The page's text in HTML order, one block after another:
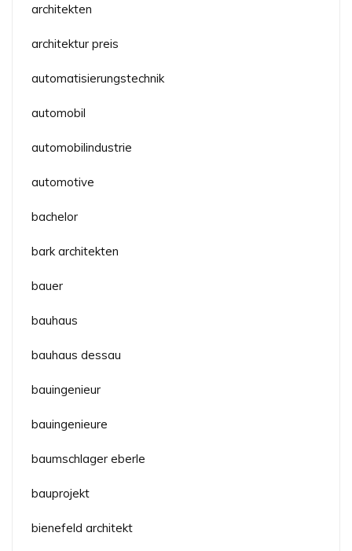
architekten
architektur preis
automatisierungstechnik
automobil
automobilindustrie
automotive
bachelor
bark architekten
bauer
bauhaus
bauhaus dessau
bauingenieur
bauingenieure
baumschlager eberle
bauprojekt
bienefeld architekt